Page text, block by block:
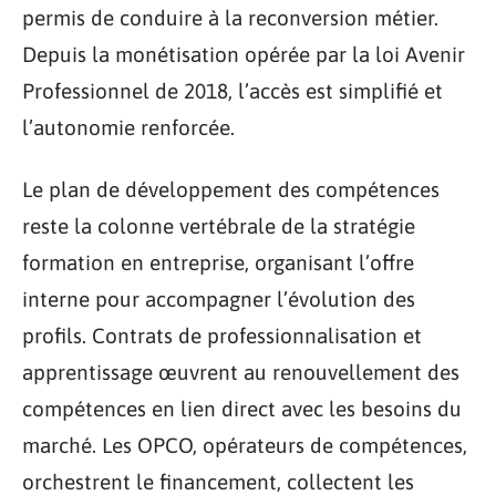
permis de conduire à la reconversion métier.
Depuis la monétisation opérée par la loi Avenir
Professionnel de 2018, l’accès est simplifié et
l’autonomie renforcée.
Le plan de développement des compétences
reste la colonne vertébrale de la stratégie
formation en entreprise, organisant l’offre
interne pour accompagner l’évolution des
profils. Contrats de professionnalisation et
apprentissage œuvrent au renouvellement des
compétences en lien direct avec les besoins du
marché. Les OPCO, opérateurs de compétences,
orchestrent le financement, collectent les